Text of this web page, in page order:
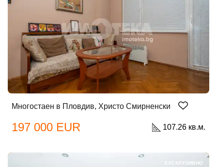
Многостаен в Пловдив, Христо Смирненски
197 000 EUR 107.26 кв.м.
ЕКСКЛУЗИВНО